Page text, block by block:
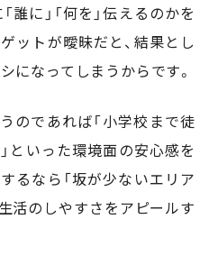
に」「何を」伝えるのかを
ットが曖昧だと、結果とし
になってしまうからです。
のであれば「小学校まで徒
といった環境面の安心感を
るなら「坂が少ないエリア
活のしやすさをアピールす